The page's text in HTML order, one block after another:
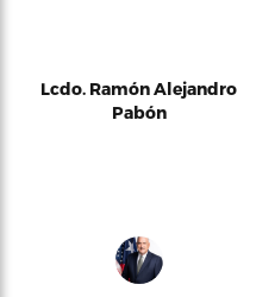
Lcdo. Ramón Alejandro
Pabón